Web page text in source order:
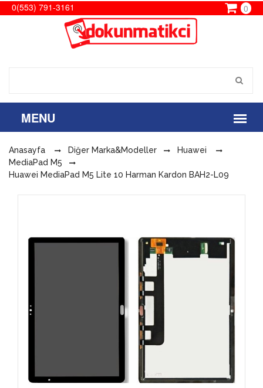
0(553) 791-3161 0
Anasayfa Diğer Marka&Modeller
Huawei
MediaPad M5
Huawei MediaPad M5 Lite 10 Harman Kardon BAH2-L09